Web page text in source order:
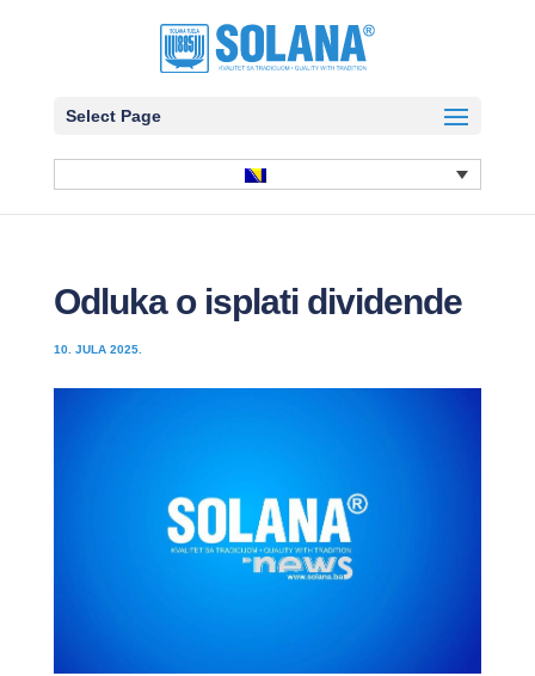
Select Page
Odluka o isplati dividende
10. JULA 2025.